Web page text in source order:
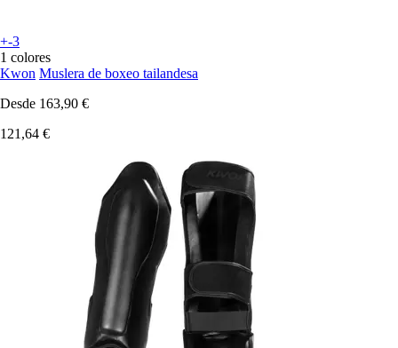
+-3
1 colores
Kwon Muslera de boxeo tailandesa
Desde 163,90 €
121,64 €